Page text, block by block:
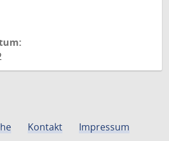
Kontakt
Impressum